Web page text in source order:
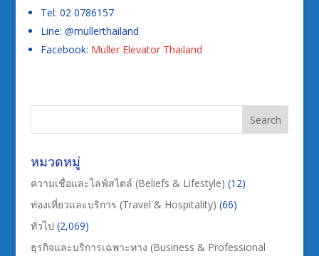
Tel: 02 0786157
Line: @mullerthailand
Facebook: Muller Elevator Thailand
หมวดหมู่
ความเชื่อและไลฟ์สไตล์ (Beliefs & Lifestyle) (12)
ท่องเที่ยวและบริการ (Travel & Hospitality) (66)
ทั่วไป (2,069)
ธุรกิจและบริการเฉพาะทาง (Business & Professional